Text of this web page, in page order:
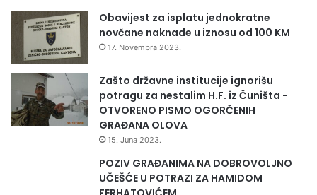
Obavijest za isplatu jednokratne
novčane naknade u iznosu od 100 KM
17. Novembra 2023.
Zašto državne institucije ignorišu
potragu za nestalim H.F. iz Čuništa -
OTVORENO PISMO OGORČENIH
GRAĐANA OLOVA
15. Juna 2023.
POZIV GRAĐANIMA NA DOBROVOLJNO
UČEŠĆE U POTRAZI ZA HAMIDOM